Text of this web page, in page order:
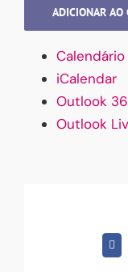
ADICIONAR AO
iCalendar
Outlook
Outlook